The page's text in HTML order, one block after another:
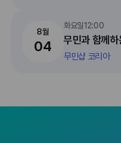
8월
04
화요일12:00
무민과 함께
무민샵 코리아